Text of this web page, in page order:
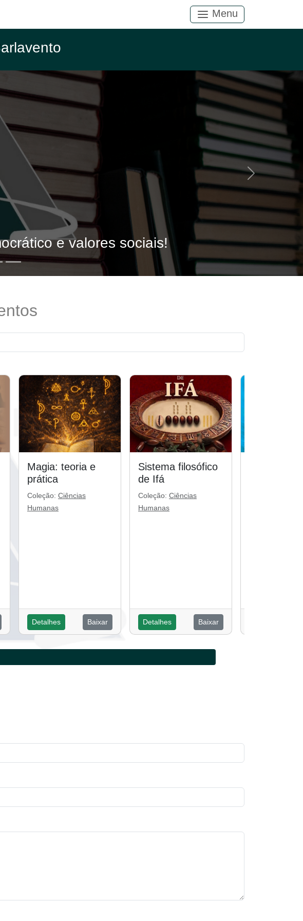
Menu
e valores sociais!
Próximo
Magia: teoria e
prática
Coleção: Ciências
Humanas
Detalhes Baixar
Sistema filosófico
de Ifá
Coleção: Ciências
Humanas
Detalhes Baixar